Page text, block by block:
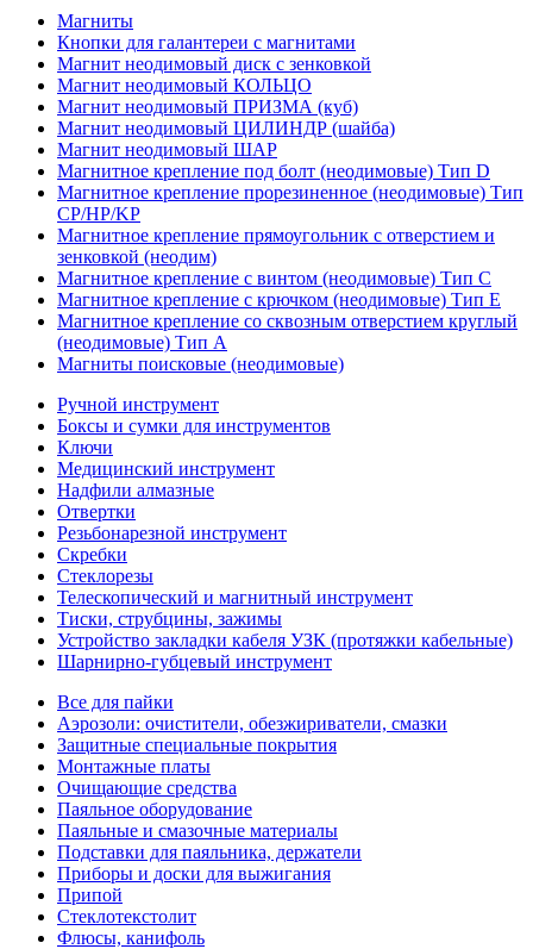
Магниты
Кнопки для галантереи с магнитами
Магнит неодимовый диск с зенковкой
Магнит неодимовый КОЛЬЦО
Магнит неодимовый ПРИЗМА (куб)
Магнит неодимовый ЦИЛИНДР (шайба)
Магнит неодимовый ШАР
Магнитное крепление под болт (неодимовые) Тип D
Магнитное крепление прорезиненное (неодимовые) Тип
CP/HP/KP
Магнитное крепление прямоугольник с отверстием и
зенковкой (неодим)
Магнитное крепление с винтом (неодимовые) Тип С
Магнитное крепление с крючком (неодимовые) Тип Е
Магнитное крепление со сквозным отверстием круглый
(неодимовые) Тип А
Магниты поисковые (неодимовые)
Ручной инструмент
Боксы и сумки для инструментов
Ключи
Медицинский инструмент
Надфили алмазные
Отвертки
Резьбонарезной инструмент
Скребки
Стеклорезы
Телескопический и магнитный инструмент
Тиски, струбцины, зажимы
Устройство закладки кабеля УЗК (протяжки кабельные)
Шарнирно-губцевый инструмент
Все для пайки
Аэрозоли: очистители, обезжириватели, смазки
Защитные специальные покрытия
Монтажные платы
Очищающие средства
Паяльное оборудование
Паяльные и смазочные материалы
Подставки для паяльника, держатели
Приборы и доски для выжигания
Припой
Стеклотекстолит
Флюсы, канифоль